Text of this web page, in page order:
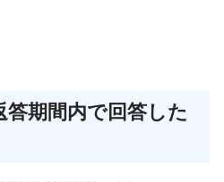
期間内で回答した